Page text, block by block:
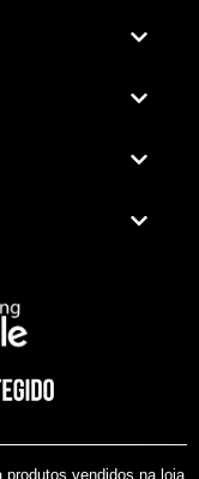
vendidos na loja